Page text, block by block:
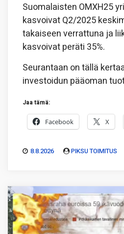
Suomalaisten OMXH25
kasvoivat Q2/2025
takaiseen verrattuna ja
kasvoivat peräti 35%.
Seurantaan on tällä
investoidun pääoman
Jaa tämä:
Facebook X
8.8.2026 PIKSU TOIMITUS